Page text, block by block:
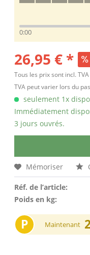
0:00
26,95 € *
Tous les prix sont incl.
TVA peut varier lors du
seulement 1x
Immédiatement
3 jours ouvrés.
Mémoriser
Réf. de l’article:
Poids en kg:
P Maintenant